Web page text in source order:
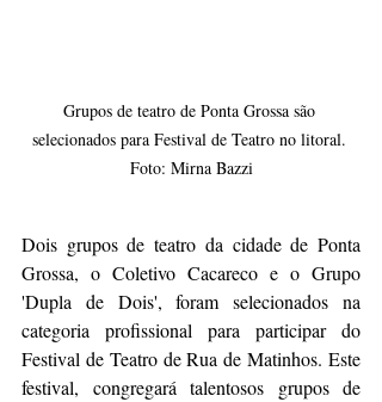
Grupos de teatro de Ponta Grossa são
selecionados para Festival de Teatro no litoral.
Foto: Mirna Bazzi
Dois grupos de teatro da cidade de Ponta
Grossa, o Coletivo Cacareco e o Grupo
'Dupla de Dois', foram selecionados na
categoria profissional para participar do
Festival de Teatro de Rua de Matinhos. Este
festival, congregará talentosos grupos de